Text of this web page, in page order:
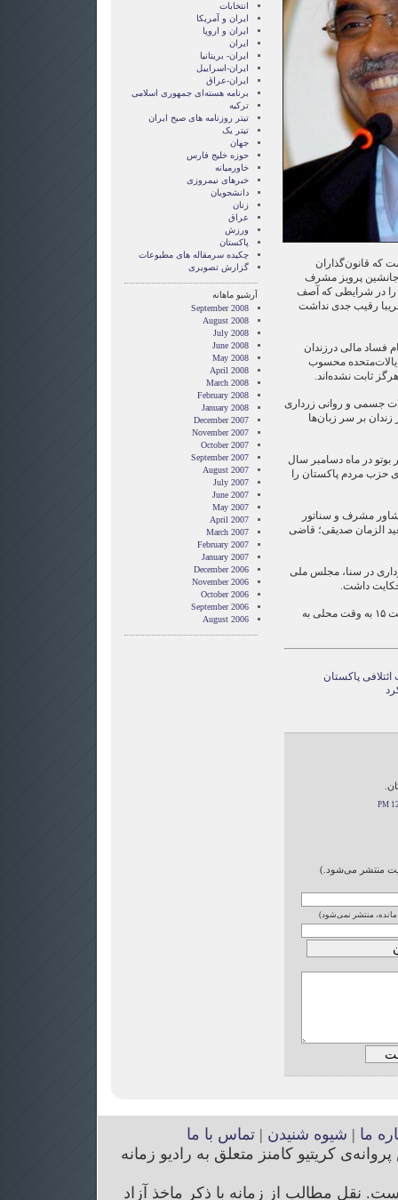
که قانون‌گذاران
جانشین پرویز مشرف
در شرایطی که آصف
رقیب جدی نداشت
را به اتهام فساد مالی درزندان
ایالات‌متحده محسوب
ثابت نشده‌اند.
جسمی و روانی زرداری
بر سر زبان‌ها
در ماه دسامبر سال
حزب مردم پاکستان را
مشرف و سناتور
الزمان صدیقی؛ قاضی
در سنا، مجلس ملی
داشت.
رای‌گیری پارلمانی پاکستان ساعت ۱۵ به وقت محلی به
پاکستان
منتشر می‌شود.)
مانده، منتشر نمی‌شود)
انتخابات
ايران و آمريکا
ايران و اروپا
ایران
ایران- بریتانیا
ایران-اسراییل
ایران-عراق
برنامه هسته‌ای جمهوری اسلامی
ترکیه
تیتر روزنامه های صبح ایران
تیتر یک
جهان
حوزه خلیج فارس
خاورمیانه
خبرهای نیمروزی
دانشجویان
زنان
عراق
ورزش
پاکستان
چکیده سرمقاله های مطبوعات
گزارش تصويری
آرشیو ماهانه
September 2008
August 2008
July 2008
June 2008
May 2008
April 2008
March 2008
February 2008
January 2008
December 2007
November 2007
October 2007
September 2007
August 2007
July 2007
June 2007
May 2007
April 2007
March 2007
February 2007
January 2007
December 2006
November 2006
October 2006
September 2006
August 2006
ما | شیوه شنیدن |تماس با ما
کریتیو کامنز متعلق به رادیو زمانه
نقل مطالب از زمانه با ذکر ماخذ آزاد